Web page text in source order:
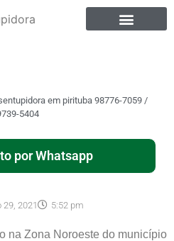
em pirituba 98776-7059 /
5404
por Whatsapp
2021 5:52 pm
na Zona Noroeste do município